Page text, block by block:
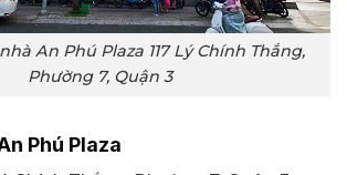
An Phú Plaza 117 Lý Chính Thắng,
Phường 7, Quận 3
Phú Plaza